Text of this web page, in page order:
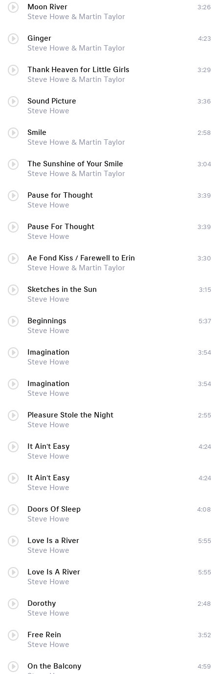
Moon River
Steve Howe & Martin Taylor
3:26
Ginger
Steve Howe & Martin Taylor
4:23
Thank Heaven for Little Girls
Steve Howe & Martin Taylor
3:29
Sound Picture
Steve Howe
3:36
Smile
Steve Howe & Martin Taylor
2:58
The Sunshine of Your Smile
Steve Howe & Martin Taylor
3:04
Pause for Thought
Steve Howe
3:39
Pause For Thought
Steve Howe
3:39
Ae Fond Kiss / Farewell to Erin
Steve Howe & Martin Taylor
3:30
Sketches in the Sun
Steve Howe
3:15
Beginnings
Steve Howe
5:37
Imagination
Steve Howe
3:54
Imagination
Steve Howe
3:54
Pleasure Stole the Night
Steve Howe
2:55
It Ain't Easy
Steve Howe
4:24
It Ain't Easy
Steve Howe
4:24
Doors Of Sleep
Steve Howe
4:08
Love Is a River
Steve Howe
5:55
Love Is A River
Steve Howe
5:55
Dorothy
Steve Howe
2:48
Free Rein
Steve Howe
3:52
On the Balcony
4:59